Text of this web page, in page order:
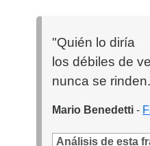
"Quién lo diría
los débiles de
nunca se
Mario Benedetti -
Análisis de esta